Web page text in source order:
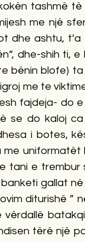
tashmë
me një
dhe ashtu,
dhe-shih ti,
bënin blofe)
me te
fajdeja- do
se do kaloj
i botes,
uniformatët
tani e trembur
gallat
diturishë ”
vërdallë
tërë një